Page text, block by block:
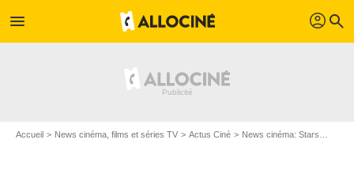
menu profil search
Accueil News cinéma, films et séries TV Actus Ciné News cinéma: Stars